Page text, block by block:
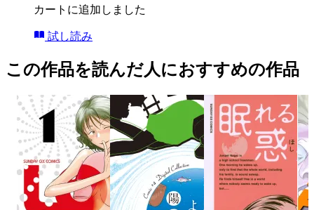
カートに追加しました
試し読み
この作品を読んだ人におすすめの作品